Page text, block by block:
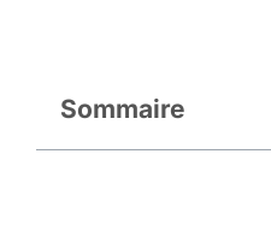
Sommaire